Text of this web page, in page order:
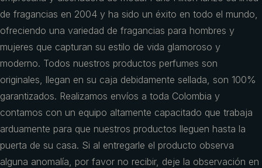
de fragancias en 2004 y ha sido un éxito en todo el mundo,
ofreciendo una variedad de fragancias para hombres y
mujeres que capturan su estilo de vida glamoroso y
moderno. Todos nuestros productos perfumes son
originales, llegan en su caja debidamente sellada, son 100%
garantizados. Realizamos envíos a toda Colombia y
contamos con un equipo altamente capacitado que trabaja
arduamente para que nuestros productos lleguen hasta la
puerta de su casa. Si al entregarle el producto observa
alguna anomalía, por favor no recibir, deje la observación en